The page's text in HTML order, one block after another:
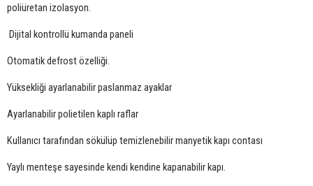
poliüretan izolasyon.
Dijital kontrollü kumanda paneli
Otomatik defrost özelliği.
Yüksekliği ayarlanabilir paslanmaz ayaklar
Ayarlanabilir polietilen kaplı raflar
Kullanıcı tarafından sökülüp temizlenebilir manyetik kapı contası
Yaylı menteşe sayesinde kendi kendine kapanabilir kapı.